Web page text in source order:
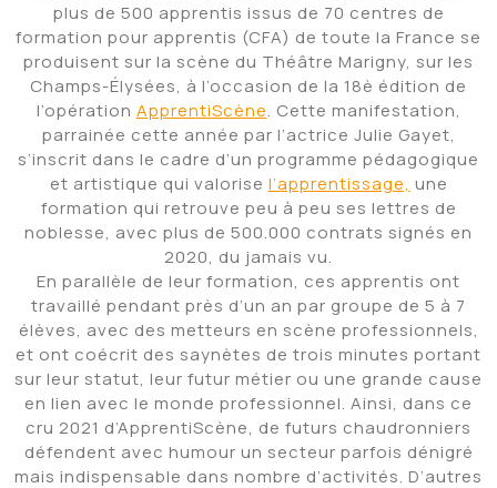
plus de 500 apprentis issus de 70 centres de
formation pour apprentis (CFA) de toute la France se
produisent sur la scène du Théâtre Marigny, sur les
Champs-Élysées, à l’occasion de la 18è édition de
l’opération ApprentiScène. Cette manifestation,
parrainée cette année par l’actrice Julie Gayet,
s’inscrit dans le cadre d’un programme pédagogique
et artistique qui valorise l’apprentissage, une
formation qui retrouve peu à peu ses lettres de
noblesse, avec plus de 500.000 contrats signés en
2020, du jamais vu.
En parallèle de leur formation, ces apprentis ont
travaillé pendant près d’un an par groupe de 5 à 7
élèves, avec des metteurs en scène professionnels,
et ont coécrit des saynètes de trois minutes portant
sur leur statut, leur futur métier ou une grande cause
en lien avec le monde professionnel. Ainsi, dans ce
cru 2021 d’ApprentiScène, de futurs chaudronniers
défendent avec humour un secteur parfois dénigré
mais indispensable dans nombre d’activités. D’autres